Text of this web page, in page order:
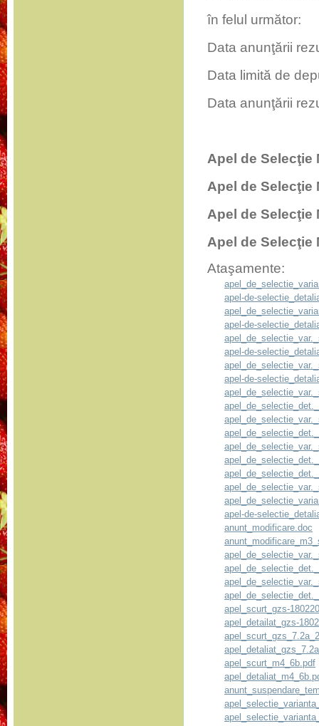
în felul următor:
Data anunţării
Data limită de
Data anunţării
Apel de Selecţie
Apel de Selecţie
Apel de Selecţie
Apel de Selecţie
Ataşamente:
apel-de-
apel-de-
apel-de-
apel-de-
apel-de-
anunt_modificare.doc
apel_scurt_gzs-
apel_detailat_gzs-
apel_scurt_m4_6b.pdf